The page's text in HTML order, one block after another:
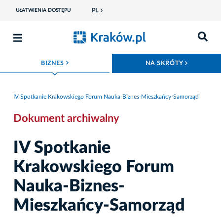
UŁATWIENIA DOSTĘPU PL
BIZNES ROZWIŃ MENU NA SKRÓTY
IV Spotkanie Krakowskiego Forum Nauka-Biznes-Mieszkańcy-Samorząd
Dokument archiwalny
IV Spotkanie
Krakowskiego Forum
Nauka-Biznes-
Mieszkańcy-Samorząd